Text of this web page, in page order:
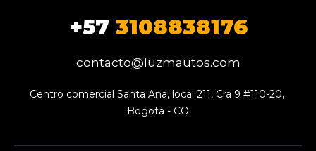
+57 3108838176
contacto@luzmautos.com
Centro comercial Santa Ana, local 211, Cra 9 #110-20,
Bogotá - CO